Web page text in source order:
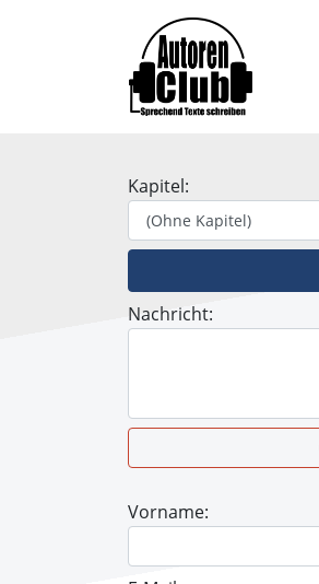
Kapitel:
Nachricht:
Vorname: